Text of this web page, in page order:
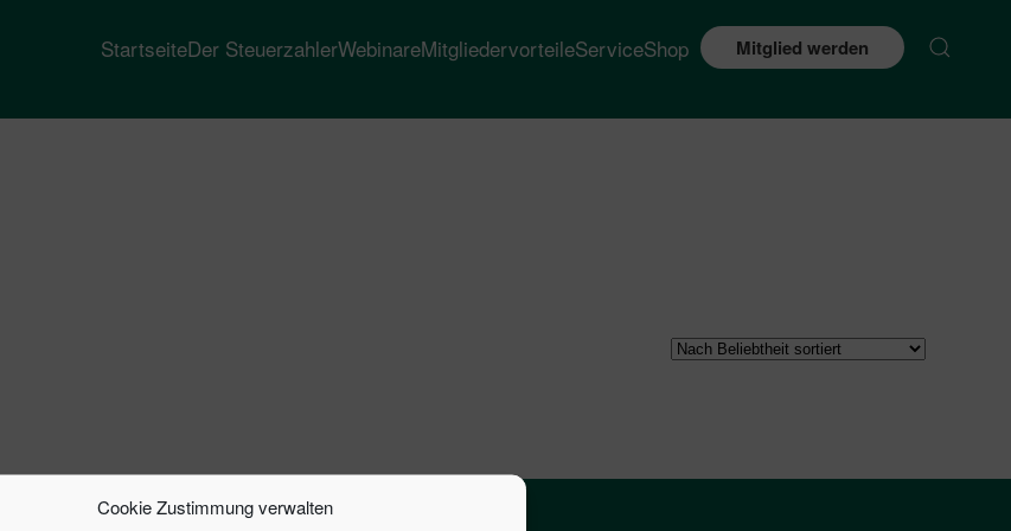
Cookie Zustimmung verwalten
StartseiteDer SteuerzahlerWebinareMitgliedervorteileServiceShop Mitglied werden